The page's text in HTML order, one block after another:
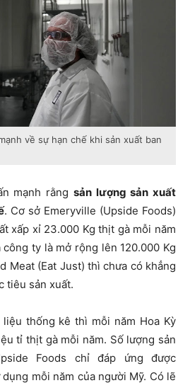
về sự hạn chế khi sản xuất ban
mạnh rằng sản lượng sản xuất
. Cơ sở Emeryville (Upside Foods)
xấp xỉ 23.000 Kg thịt gà mỗi năm
ty là mở rộng lên 120.000 Kg
Meat (Eat Just) thì chưa có khẳng
tiêu sản xuất.
thống kê thì mỗi năm Hoa Kỳ
tỉ thịt gà mỗi năm. Số lượng sản
Foods chỉ đáp ứng được
mỗi năm của người Mỹ. Có lẽ